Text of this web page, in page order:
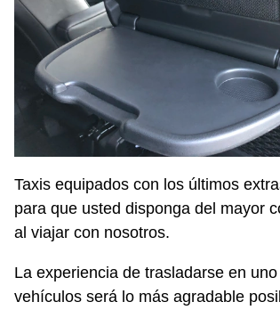
Taxis equipados con los últimos
para que usted disponga del mayor
al viajar con nosotros.
La experiencia de trasladarse en
vehículos será lo más agradable